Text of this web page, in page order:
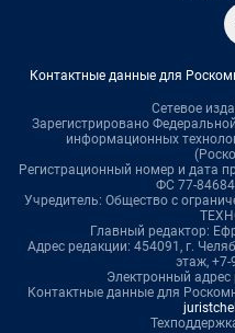
Контактные данные для
Сетевое
Зарегистрировано
информационных
Регистрационный номер и дата
ФС 77-84684
Учредитель: Общество с
Главный редактор:
Адрес редакции: 454091, г.
этаж, +7-
Электронный адрес
Контактные данные для